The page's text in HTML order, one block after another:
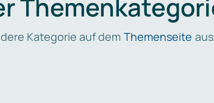
Kategorie auf dem Themenseite